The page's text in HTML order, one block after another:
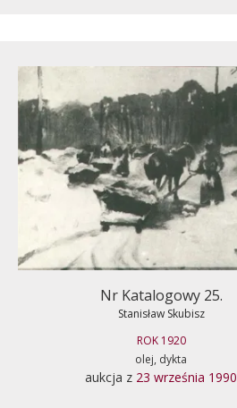
Nr Katalogowy 25.
Stanisław Skubisz
ROK 1920
olej, dykta
aukcja z 23 września 1990